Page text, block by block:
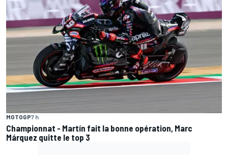
MOTOGP7 h
Championnat - Martín fait la bonne opération, Marc
Márquez quitte le top 3